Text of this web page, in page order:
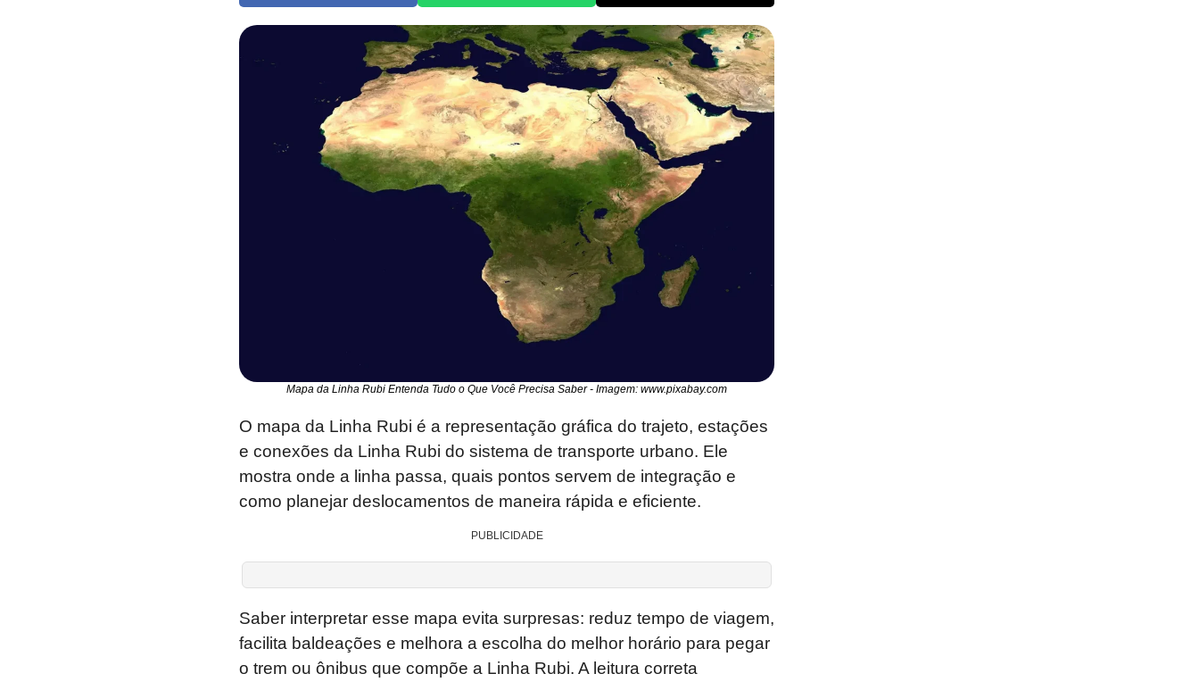
Mapa da Linha Rubi Entenda Tudo o Que Você Precisa Saber - Imagem: www.pixabay.com
O mapa da Linha Rubi é a representação gráfica do trajeto, estações
e conexões da Linha Rubi do sistema de transporte urbano. Ele
mostra onde a linha passa, quais pontos servem de integração e
como planejar deslocamentos de maneira rápida e eficiente.
PUBLICIDADE
Saber interpretar esse mapa evita surpresas: reduz tempo de viagem,
facilita baldeações e melhora a escolha do melhor horário para pegar
o trem ou ônibus que compõe a Linha Rubi. A leitura correta